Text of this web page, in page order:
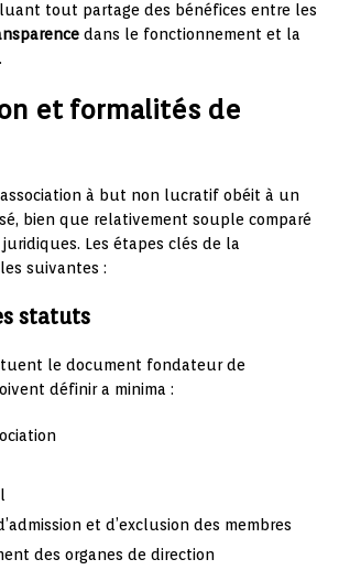
tout partage des bénéfices entre les
dans le fonctionnement et la
et formalités de
association à but non lucratif obéit à un
bien que relativement souple comparé
Les étapes clés de la
suivantes :
statuts
le document fondateur de
définir a minima :
et d’exclusion des membres
des organes de direction